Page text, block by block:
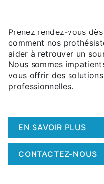
Prenez rendez-vous
comment nos
aider à retrouver un
Nous sommes
vous offrir des
professionnelles.
EN SAVOIR PLUS
CONTACTEZ-NOUS